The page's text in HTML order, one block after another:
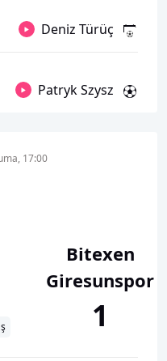
Deniz Türüç
Patryk Szysz
17:00
Bitexen
Giresunspor
1